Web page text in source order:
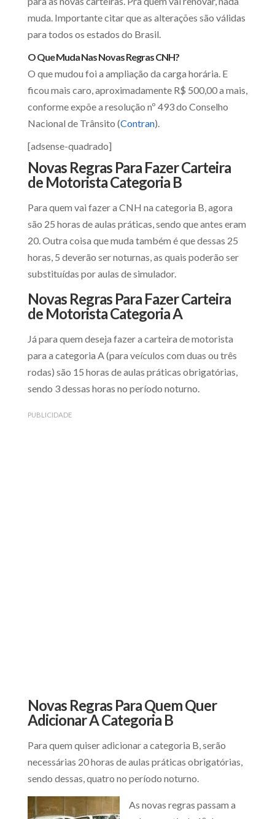
muda. Importante citar que as alterações são válidas
para todos os estados do Brasil.
O Que Muda Nas Novas Regras CNH?
O que mudou foi a ampliação da carga horária. E
ficou mais caro, aproximadamente R$ 500,00 a mais,
conforme expõe a resolução nº 493 do Conselho
Nacional de Trânsito (Contran).
[adsense-quadrado]
Novas Regras Para Fazer Carteira
de Motorista Categoria B
Para quem vai fazer a CNH na categoria B, agora
são 25 horas de aulas práticas, sendo que antes eram
20. Outra coisa que muda também é que dessas 25
horas, 5 deverão ser noturnas, as quais poderão ser
substituídas por aulas de simulador.
Novas Regras Para Fazer Carteira
de Motorista Categoria A
Já para quem deseja fazer a carteira de motorista
para a categoria A (para veículos com duas ou três
rodas) são 15 horas de aulas práticas obrigatórias,
sendo 3 dessas horas no período noturno.
PUBLICIDADE
Novas Regras Para Quem Quer
Adicionar A Categoria B
Para quem quiser adicionar a categoria B, serão
necessárias 20 horas de aulas práticas obrigatórias,
sendo dessas, quatro no período noturno.
As novas regras passam a